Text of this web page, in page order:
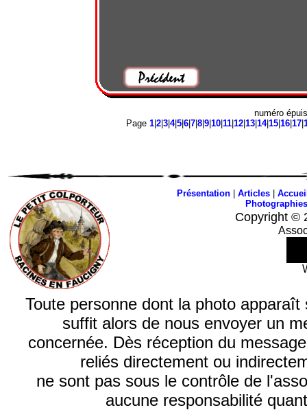
numéro
Page 1| 2| 3| 4|5| 6| 7| 8| 9| 10| 11| 12| 13| 14|15| 16| 17|
Présentation| Articles|
Photographies
Copyright ©
Toute personne dont la photo
suffit alors de nous envoyer un
concernée. Dès réception du
reliés directement ou
ne sont pas sous le contrôle de
aucune responsabilité